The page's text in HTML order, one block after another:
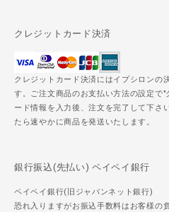
クレジットカード決済
クレジットカード決済にはイプシロンの
す。ご注文商品のお支払い方法の設定で
ード情報を入力後、注文を完了して下さ
たら速やかに商品を発送いたします。
銀行振込(先払い) ペイペイ銀行
ペイペイ銀行(旧ジャパンネット銀行)
恐れ入りますがお振込手数料はお客様の